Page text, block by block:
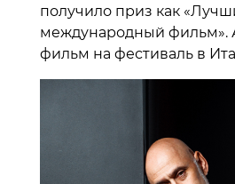
получило приз как
международный фильм».
фильм на фестиваль в